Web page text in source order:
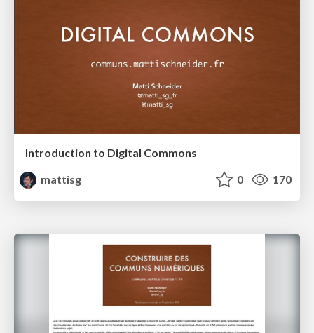
Introduction to Digital Commons
mattisg
0 170